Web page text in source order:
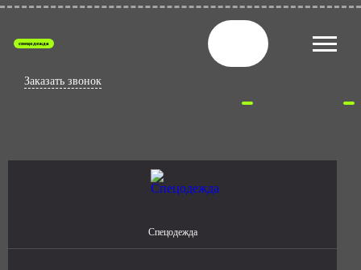
спецодежда
Заказать звонок
Спецодежда